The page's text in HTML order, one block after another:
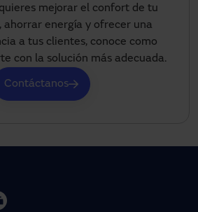
mejorar el confort de tu
ahorrar energía y ofrecer una
a tus clientes, conoce como
con la solución más adecuada.
Contáctanos